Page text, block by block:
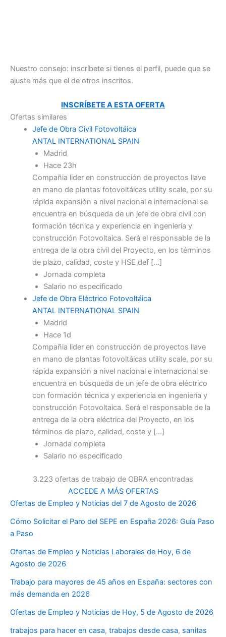
Nuestro consejo: inscríbete si tienes el perfil, puede que se
ajuste más que el de otros inscritos.
INSCRÍBETE A ESTA OFERTA
Ofertas similares
Jefe de Obra Civil Fotovoltáica
ANTAL INTERNATIONAL SPAIN
Madrid
Hace 23h
Compañia lider en construcción de proyectos llave
en mano de plantas fotovoltáicas utility scale, por su
rápida expansión a nivel nacional e internacional se
encuentra en búsqueda de un jefe de obra civil con
formación técnica y experiencia en ingeniería y
construcción Fotovoltaica. Será el responsable de la
entrega de la obra civil del Proyecto, en los términos
de plazo, calidad, coste y HSE def […]
Jornada completa
Salario no especificado
Jefe de Obra Eléctrico Fotovoltáica
ANTAL INTERNATIONAL SPAIN
Madrid
Hace 1d
Compañia lider en construcción de proyectos llave
en mano de plantas fotovoltáicas utility scale, por su
rápida expansión a nivel nacional e internacional se
encuentra en búsqueda de un jefe de obra eléctrico
con formación técnica y experiencia en ingeniería y
construcción Fotovoltaica. Será el responsable de la
entrega de la obra eléctrica del Proyecto, en los
términos de plazo, calidad, coste y […]
Jornada completa
Salario no especificado
3.223 ofertas de trabajo de OBRA encontradas
ACCEDE A MÁS OFERTAS
Ofertas de Empleo y Noticias del 7 de Agosto de 2026
Cómo Solicitar el Paro del SEPE en España 2026: Guía Paso
a Paso
Ofertas de Empleo y Noticias Laborales de Hoy, 6 de
Agosto de 2026
Trabajo para mayores de 45 años en España: sectores con
más demanda en 2026
Ofertas de Empleo y Noticias de Hoy, 5 de Agosto de 2026
trabajos para hacer en casa, trabajos desde casa, sanitas